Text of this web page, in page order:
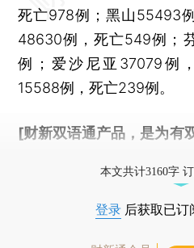
死亡978例；黑山55493
48630例，死亡549例；
例；爱沙尼亚37079例
15588例，死亡239例。
[财新双语通产品，是为有
本文共计3160字
登录 后获取已订